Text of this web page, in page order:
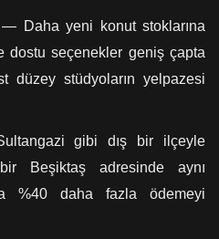
Daha yeni konut stoklarına
dostu seçenekler geniş çapta
düzey stüdyoların yelpazesi
gibi dış bir ilçeyle
bir Beşiktaş adresinde aynı
%40 daha fazla ödemeyi